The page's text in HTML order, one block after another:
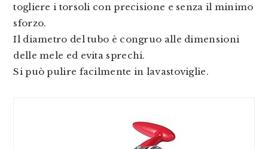
togliere i torsoli con precisione e senza il minimo
sforzo.
Il diametro del tubo è congruo alle dimensioni
delle mele ed evita sprechi.
Si può pulire facilmente in lavastoviglie.